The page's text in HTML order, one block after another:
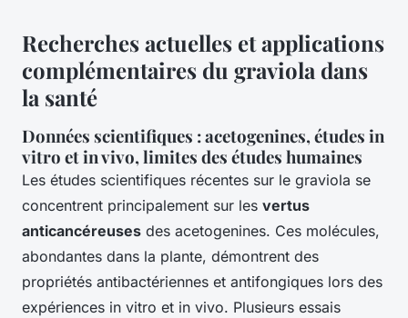
Recherches actuelles et applications
complémentaires du graviola dans
la santé
Données scientifiques : acetogenines, études in
vitro et in vivo, limites des études humaines
Les études scientifiques récentes sur le graviola se
concentrent principalement sur les vertus
anticancéreuses des acetogenines. Ces molécules,
abondantes dans la plante, démontrent des
propriétés antibactériennes et antifongiques lors des
expériences in vitro et in vivo. Plusieurs essais